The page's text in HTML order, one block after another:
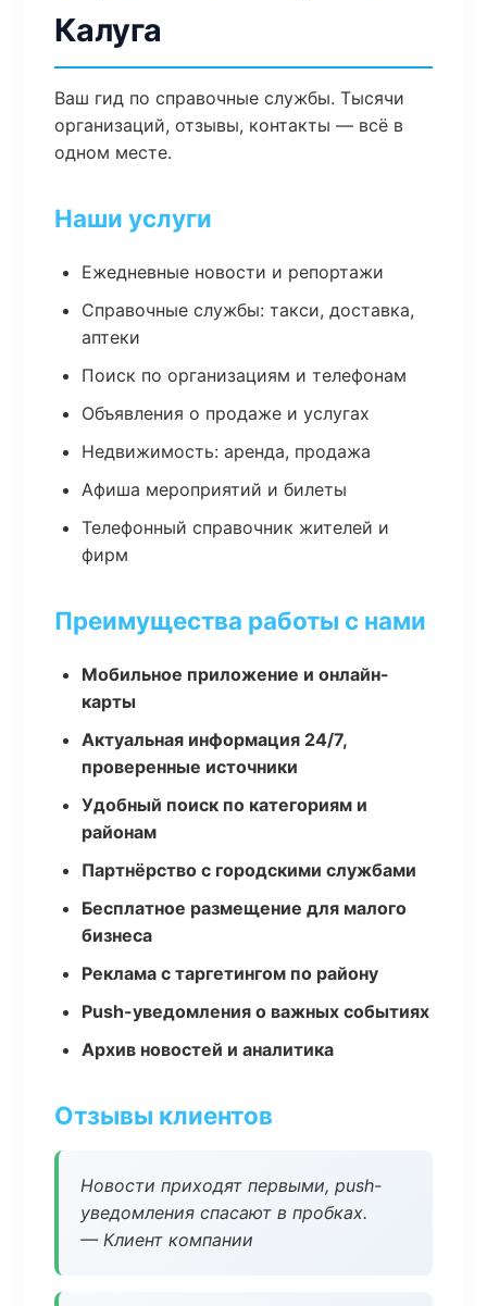
Калуга
Ваш гид по справочные службы. Тысячи
организаций, отзывы, контакты — всё в
одном месте.
Наши услуги
Ежедневные новости и репортажи
Справочные службы: такси, доставка,
аптеки
Поиск по организациям и телефонам
Объявления о продаже и услугах
Недвижимость: аренда, продажа
Афиша мероприятий и билеты
Телефонный справочник жителей и
фирм
Преимущества работы с нами
Мобильное приложение и онлайн-
карты
Актуальная информация 24/7,
проверенные источники
Удобный поиск по категориям и
районам
Партнёрство с городскими службами
Бесплатное размещение для малого
бизнеса
Реклама с таргетингом по району
Push-уведомления о важных событиях
Архив новостей и аналитика
Отзывы клиентов
Новости приходят первыми, push-
уведомления спасают в пробках.
— Клиент компании